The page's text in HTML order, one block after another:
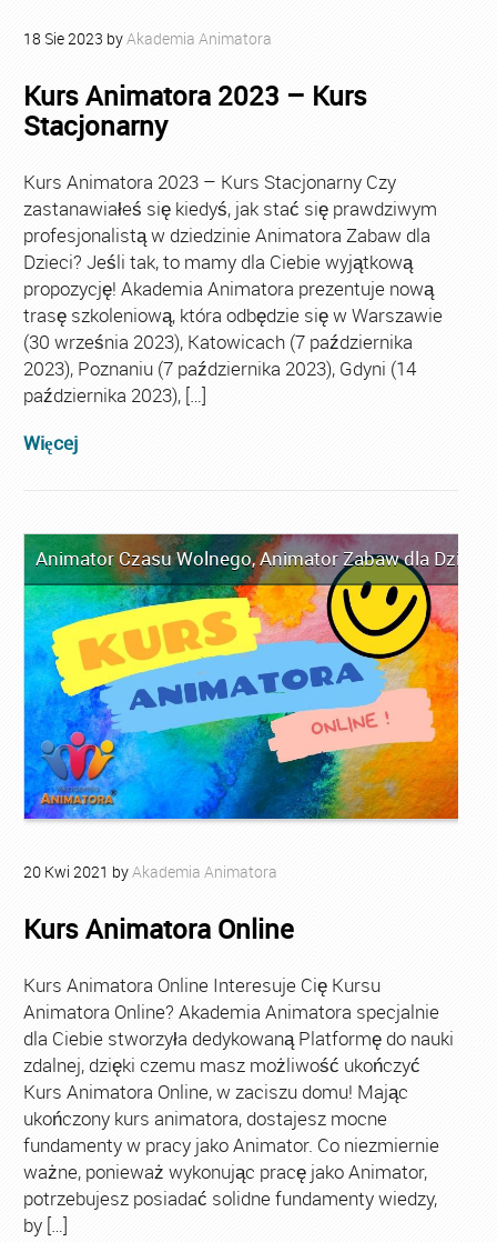
18 Sie2023 byAkademia Animatora
Kurs Animatora 2023 – Kurs
Stacjonarny
Kurs Animatora 2023 – Kurs Stacjonarny Czy
zastanawiałeś się kiedyś, jak stać się prawdziwym
profesjonalistą w dziedzinie Animatora Zabaw dla
Dzieci? Jeśli tak, to mamy dla Ciebie wyjątkową
propozycję! Akademia Animatora prezentuje nową
trasę szkoleniową, która odbędzie się w Warszawie
(30 września 2023), Katowicach (7 października
2023), Poznaniu (7 października 2023), Gdyni (14
października 2023), […]
Więcej
Animator Czasu Wolnego,Animator Zabaw dla Dzieci
20 Kwi 2021 byAkademia Animatora
Kurs Animatora Online
Kurs Animatora Online Interesuje Cię Kursu
Animatora Online? Akademia Animatora specjalnie
dla Ciebie stworzyła dedykowaną Platformę do nauki
zdalnej, dzięki czemu masz możliwość ukończyć
Kurs Animatora Online, w zaciszu domu! Mając
ukończony kurs animatora, dostajesz mocne
fundamenty w pracy jako Animator. Co niezmiernie
ważne, ponieważ wykonując pracę jako Animator,
potrzebujesz posiadać solidne fundamenty wiedzy,
by […]